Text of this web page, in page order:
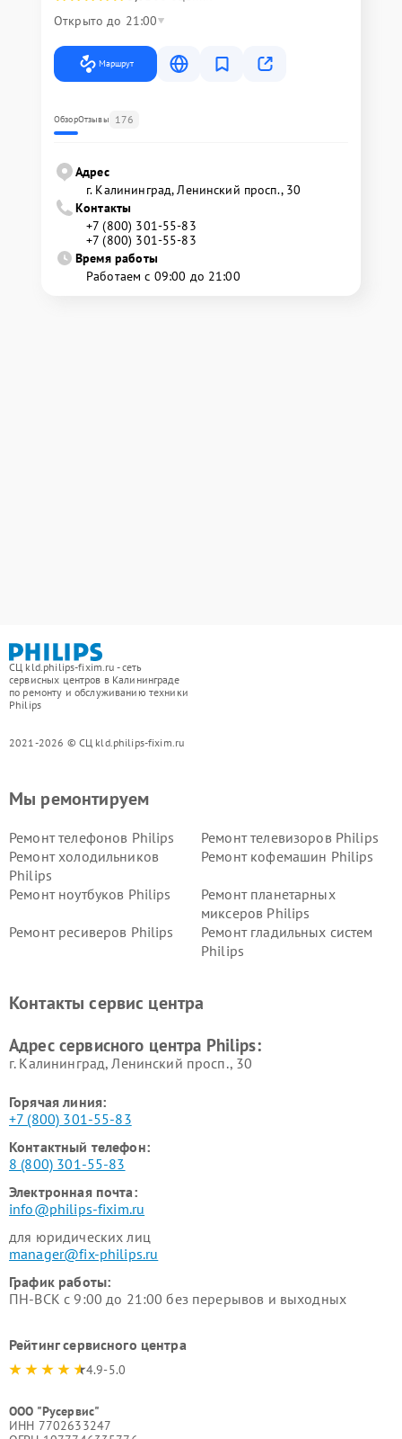
Открыто до 21:00
Маршрут
ОбзорОтзывы 176
Адрес
г. Калининград, Ленинский просп., 30
Контакты
+7 (800) 301-55-83
+7 (800) 301-55-83
Время работы
Работаем с 09:00 до 21:00
СЦ kld.philips-fixim.ru - сеть
сервисных центров в Калининграде
по ремонту и обслуживанию техники
Philips
2021-2026 © СЦ kld.philips-fixim.ru
Мы ремонтируем
Ремонт телефонов Philips
Ремонт телевизоров Philips
Ремонт холодильников
Philips
Ремонт кофемашин Philips
Ремонт ноутбуков Philips
Ремонт планетарных
миксеров Philips
Ремонт ресиверов Philips
Ремонт гладильных систем
Philips
Ремонт стиральных машин
Ремонт увлажнителей
Контакты сервис центра
Адрес сервисного центра Philips:
г. Калининград, Ленинский просп., 30
Горячая линия:
+7 (800) 301-55-83
Контактный телефон:
8 (800) 301-55-83
Электронная почта:
info@philips-fixim.ru
для юридических лиц
manager@fix-philips.ru
График работы:
ПН-ВСК с 9:00 до 21:00 без перерывов и выходных
Рейтинг сервисного центра
4.9-5.0
ООО "Русервис"
ИНН 7702633247